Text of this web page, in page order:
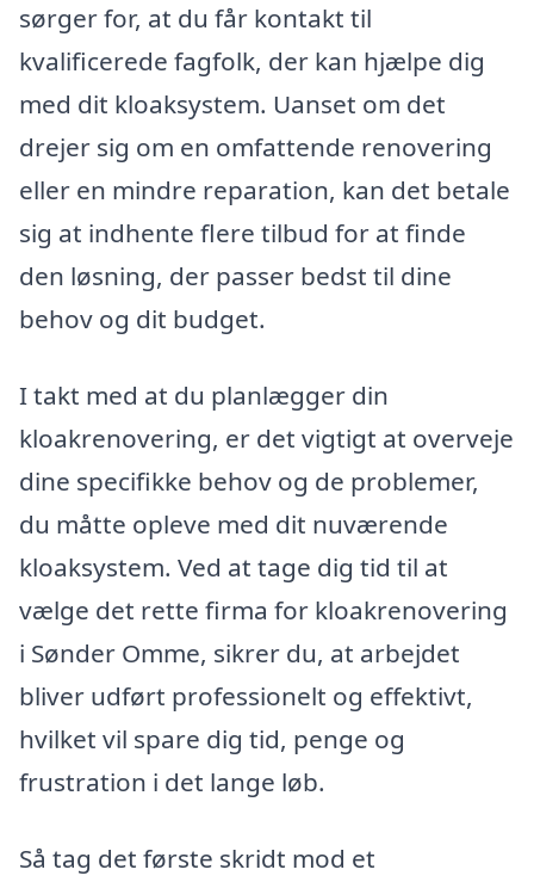
sørger for, at du får kontakt til
kvalificerede fagfolk, der kan hjælpe dig
med dit kloaksystem. Uanset om det
drejer sig om en omfattende renovering
eller en mindre reparation, kan det betale
sig at indhente flere tilbud for at finde
den løsning, der passer bedst til dine
behov og dit budget.
I takt med at du planlægger din
kloakrenovering, er det vigtigt at overveje
dine specifikke behov og de problemer,
du måtte opleve med dit nuværende
kloaksystem. Ved at tage dig tid til at
vælge det rette firma for kloakrenovering
i Sønder Omme, sikrer du, at arbejdet
bliver udført professionelt og effektivt,
hvilket vil spare dig tid, penge og
frustration i det lange løb.
Så tag det første skridt mod et